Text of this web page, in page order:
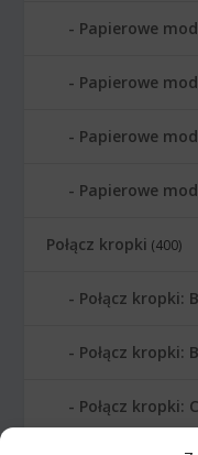
Papierowe
Papierowe
Papierowe
Papierowe
Połącz kropki (400)
Połącz kropki:
Połącz kropki:
Połącz kropki: